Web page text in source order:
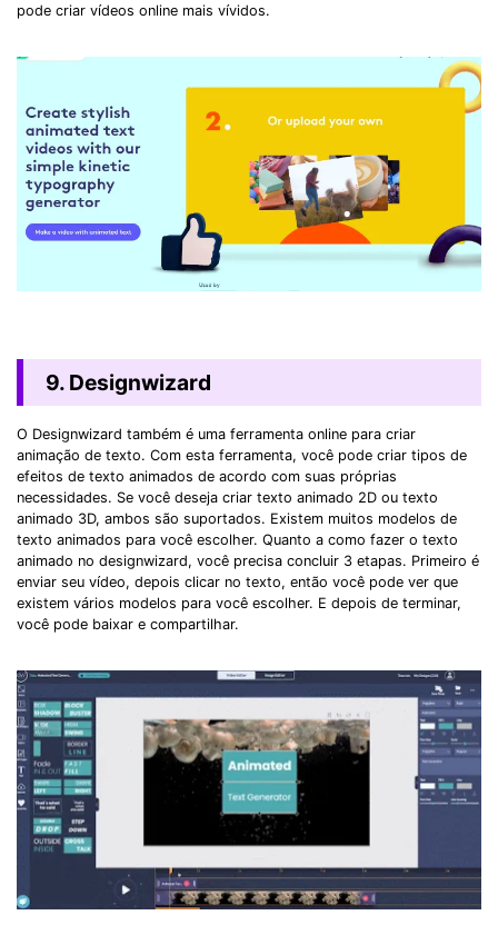
pode criar vídeos online mais vívidos.
9. Designwizard
O Designwizard também é uma ferramenta online para criar
animação de texto. Com esta ferramenta, você pode criar tipos de
efeitos de texto animados de acordo com suas próprias
necessidades. Se você deseja criar texto animado 2D ou texto
animado 3D, ambos são suportados. Existem muitos modelos de
texto animados para você escolher. Quanto a como fazer o texto
animado no designwizard, você precisa concluir 3 etapas. Primeiro é
enviar seu vídeo, depois clicar no texto, então você pode ver que
existem vários modelos para você escolher. E depois de terminar,
você pode baixar e compartilhar.